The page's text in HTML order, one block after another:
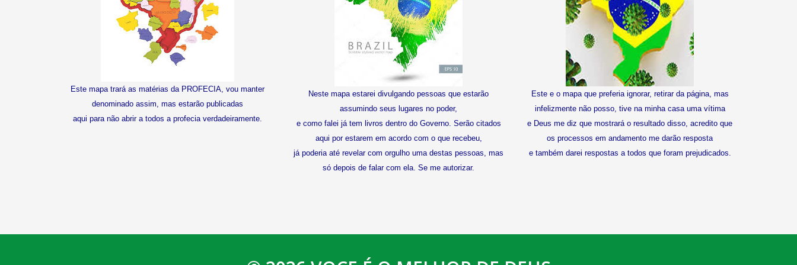
Este mapa trará as matérias da PROFECIA, vou manter
denominado assim, mas estarão publicadas
aqui para não abrir a todos a profecia verdadeiramente.
Neste mapa estarei divulgando pessoas que estarão
assumindo seus lugares no poder,
e como falei já tem livros dentro do Governo. Serão citados
aqui por estarem em acordo com o que recebeu,
já poderia até revelar com orgulho uma destas pessoas, mas
só depois de falar com ela. Se me autorizar.
Este e o mapa que preferia ignorar, retirar da página, mas
infelizmente não posso, tive na minha casa uma vítima
e Deus me diz que mostrará o resultado disso, acredito que
os processos em andamento me darão resposta
e também darei respostas a todos que foram prejudicados.